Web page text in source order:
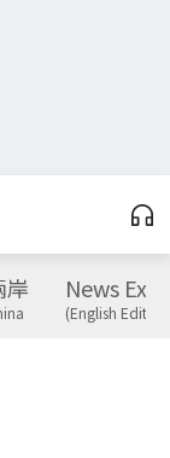
岸 News
(English